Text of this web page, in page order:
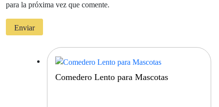
para la próxima vez que comente.
Comedero Lento para Mascotas